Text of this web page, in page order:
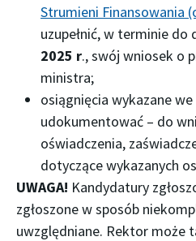
Strumieni Finansowania
uzupełnić, w terminie do
2025 r., swój wniosek o
ministra;
osiągnięcia wykazane
udokumentować – do
oświadczenia,
dotyczące wykazanych
UWAGA! Kandydatury
zgłoszone w sposób
uwzględniane. Rektor może